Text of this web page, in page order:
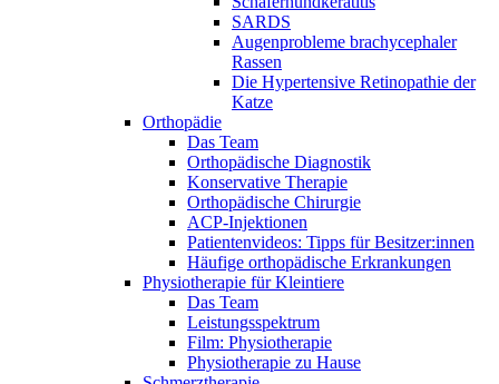
SARDS
Augenprobleme brachycephaler
Rassen
Die Hypertensive Retinopathie der
Katze
Orthopädie
Das Team
Orthopädische Diagnostik
Konservative Therapie
Orthopädische Chirurgie
ACP-Injektionen
Patientenvideos: Tipps für Besitzer:innen
Häufige orthopädische Erkrankungen
Physiotherapie für Kleintiere
Das Team
Leistungsspektrum
Film: Physiotherapie
Physiotherapie zu Hause